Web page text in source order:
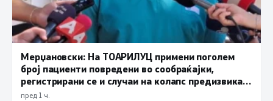
Мерџановски: На ТОАРИЛУЦ примени поголем
број пациенти повредени во сообраќајки,
регистрирани се и случаи на колапс предизвикан
од високите температури
пред 1 ч.